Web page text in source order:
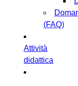
(FAQ)
Attività
didattica